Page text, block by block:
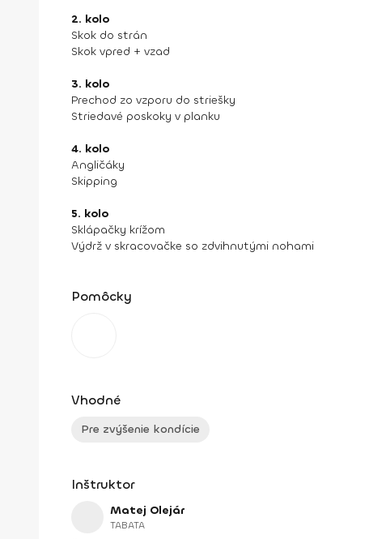
2. kolo
Skok do strán
Skok vpred + vzad
3. kolo
Prechod zo vzporu do striešky
Striedavé poskoky v planku
4. kolo
Angličáky
Skipping
5. kolo
Sklápačky krížom
Výdrž v skracovačke so zdvihnutými nohami
Pomôcky
Vhodné
Pre zvýšenie kondície
Inštruktor
Matej Olejár
TABATA